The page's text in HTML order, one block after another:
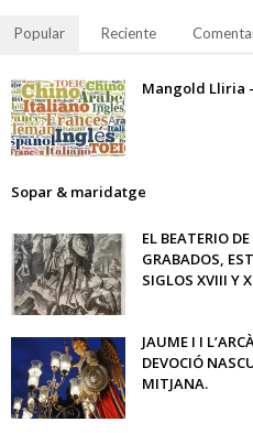
Popular Reciente
Mangold Lliria
Sopar & maridatge
EL BEATERIO
GRABADOS,
SIGLOS XVIII Y
JAUME I I
DEVOCIÓ
MITJANA.